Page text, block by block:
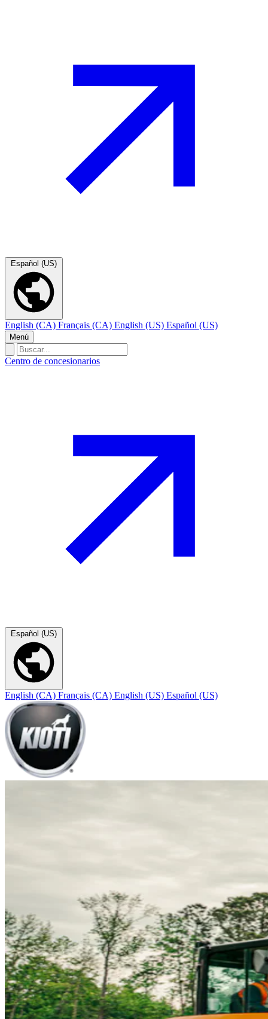
Español (US)
English (CA) Français (CA) English (US) Español (US)
Menú
Centro de concesionarios
Español (US)
English (CA) Français (CA) English (US) Español (US)